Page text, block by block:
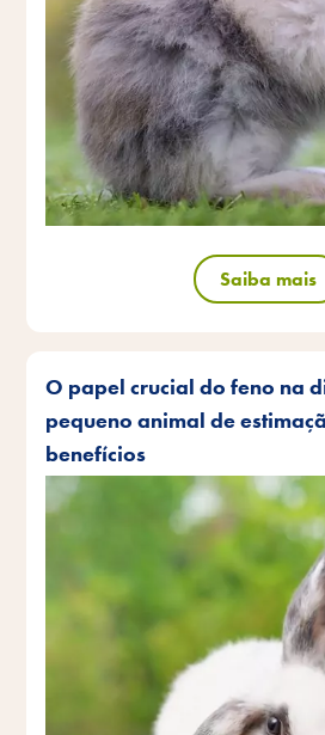
Saiba mais
O papel crucial do feno na
pequeno animal de
benefícios